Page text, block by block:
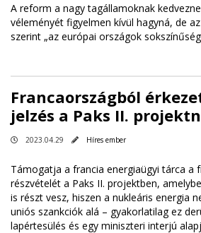
A reform a nagy tagállamoknak
véleményét figyelmen kívül hagyná, de
szerint „az európai országok
Francaországból
jelzés a Paks II.
2023.04.29 Híres ember
Támogatja a francia energiaügyi tárca a
részvételét a Paks II. projektben,
is részt vesz, hiszen a nukleáris energia
uniós szankciók alá – gyakorlatilag ez
lapértesülés és egy miniszteri interjú